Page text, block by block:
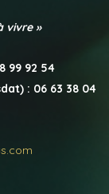
vivre »
99 92 54
: 06 63 38 04